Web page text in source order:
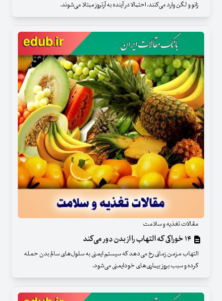
زانو و لگن وارد می‌کنند، احتمالا در آینده به آرتروز مبتلا می‌شوند.
مقالات تغذیه و سلامت
التهاب مزمن زمانی رخ می‌دهد که سیستم ایمنی به سلول‌های سالم بدن حمله
کرده و سبب بروز بیماری‌های خودایمنی می‌شود.